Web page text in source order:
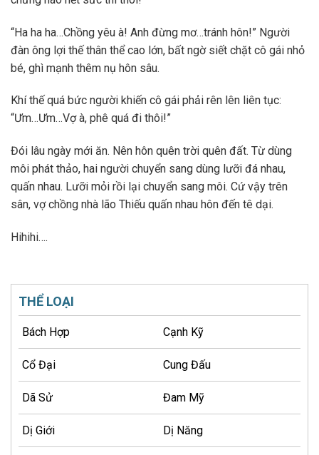
“Ha ha ha…Chồng yêu à! Anh đừng mơ…tránh hôn!” Người
đàn ông lợi thế thân thể cao lớn, bất ngờ siết chặt cô gái nhỏ
bé, ghì mạnh thêm nụ hôn sâu.
Khí thế quá bức người khiến cô gái phải rên lên liên tục:
“Ưm…Ưm…Vợ à, phê quá đi thôi!”
Đói lâu ngày mới ăn. Nên hôn quên trời quên đất. Từ dùng
môi phát thảo, hai người chuyển sang dùng lưỡi đá nhau,
quấn nhau. Lưỡi mỏi rồi lại chuyển sang môi. Cứ vậy trên
sân, vợ chồng nhà lão Thiếu quấn nhau hôn đến tê dại.
Hihihi….
THỂ LOẠI
Bách Hợp Cạnh Kỹ
Cổ Đại Cung Đấu
Dã Sử Đam Mỹ
Dị Giới Dị Năng